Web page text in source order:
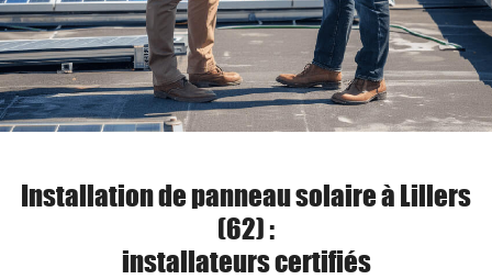
Installation de panneau solaire à Lillers
(62) :
installateurs certifiés